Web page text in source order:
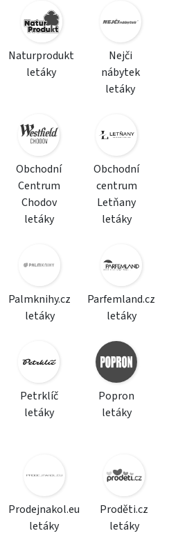
Naturprodukt
letáky
Nejči
nábytek
letáky
Obchodní
Centrum
Chodov
letáky
Obchodní
centrum
Letňany
letáky
Palmknihy.cz
letáky
Parfemland.cz
letáky
Petrklíč
letáky
Popron
letáky
Prodejnakol.eu
letáky
Proděti.cz
letáky